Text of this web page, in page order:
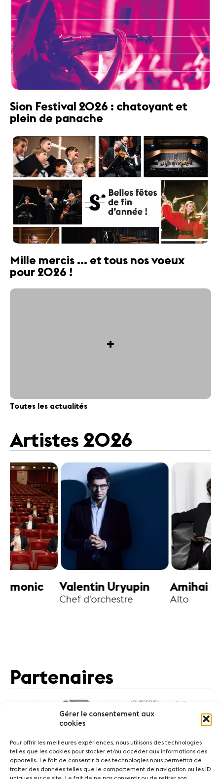
Gérer le consentement aux
cookies
Pour offrir les meilleures expériences, nous utilisons des technologies
telles que les cookies pour stocker et/ou accéder aux informations des
appareils. Le fait de consentir à ces technologies nous permettra de
traiter des données telles que le comportement de navigation ou les ID
Sion Festival 2026 : chatoyant et
plein de panache
Mille mercis ... et tous nos voeux
pour 2026 !
+
Toutes les actualités
Artistes 2026
Valentin Uryupin
Chef d'orchestre
Amihai
Alto
Partenaires
ActualitésConcerts Bénévoles Médiation